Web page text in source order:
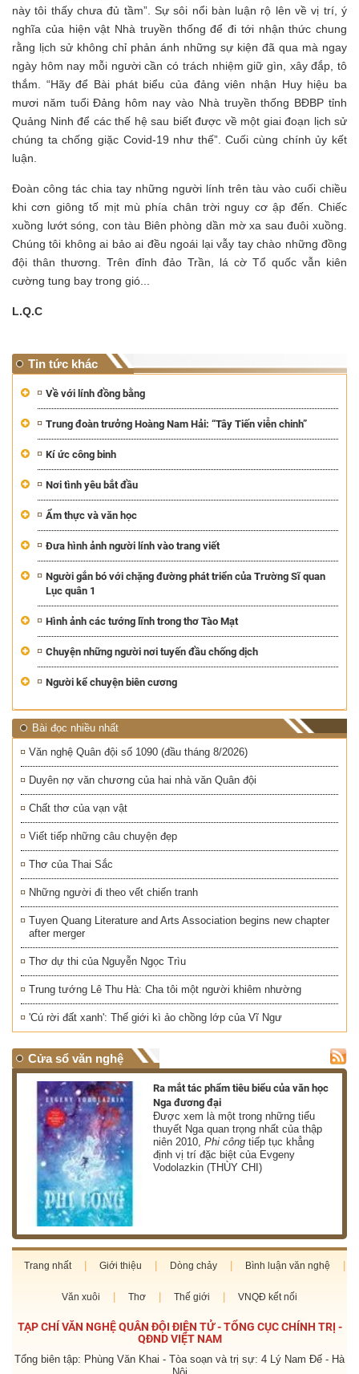
này tôi thấy chưa đủ tầm”. Sự sôi nổi bàn luận rộ lên về vị trí, ý
nghĩa của hiện vật Nhà truyền thống để đi tới nhận thức chung
rằng lịch sử không chỉ phản ánh những sự kiện đã qua mà ngay
ngày hôm nay mỗi người cần có trách nhiệm giữ gìn, xây đắp, tô
thắm. “Hãy để Bài phát biểu của đảng viên nhận Huy hiệu ba
mươi năm tuổi Đảng hôm nay vào Nhà truyền thống BĐBP tỉnh
Quảng Ninh để các thế hệ sau biết được về một giai đoạn lịch sử
chúng ta chống giặc Covid-19 như thế”. Cuối cùng chính ủy kết
luận.
Đoàn công tác chia tay những người lính trên tàu vào cuối chiều
khi cơn giông tố mịt mù phía chân trời nguy cơ ập đến. Chiếc
xuồng lướt sóng, con tàu Biên phòng dần mờ xa sau đuôi xuồng.
Chúng tôi không ai bảo ai đều ngoái lại vẫy tay chào những đồng
đội thân thương. Trên đỉnh đảo Trần, lá cờ Tổ quốc vẫn kiên
cường tung bay trong gió...
L.Q.C
Tin tức khác
Về với lính đồng bằng
Trung đoàn trưởng Hoàng Nam Hải: “Tây Tiến viễn chinh”
Kí ức công binh
Nơi tình yêu bắt đầu
Ẩm thực và văn học
Đưa hình ảnh người lính vào trang viết
Người gắn bó với chặng đường phát triển của Trường Sĩ quan
Lục quân 1
Hình ảnh các tướng lĩnh trong thơ Tào Mạt
Chuyện những người nơi tuyến đầu chống dịch
Người kể chuyện biên cương
Bài đọc nhiều nhất
Văn nghệ Quân đội số 1090 (đầu tháng 8/2026)
Duyên nợ văn chương của hai nhà văn Quân đội
Chất thơ của vạn vật
Viết tiếp những câu chuyện đẹp
Thơ của Thai Sắc
Những người đi theo vết chiến tranh
Tuyen Quang Literature and Arts Association begins new chapter
after merger
Thơ dự thi của Nguyễn Ngọc Trìu
Trung tướng Lê Thu Hà: Cha tôi một người khiêm nhường
'Cú rời đất xanh': Thế giới kì ảo chồng lớp của Vĩ Ngư
Cửa sổ văn nghệ
Ra mắt tác phẩm tiêu biểu của văn học
Nga đương đại
Được xem là một trong những tiểu
thuyết Nga quan trọng nhất của thập
niên 2010,Phi công tiếp tục khẳng
định vị trí đặc biệt của Evgeny
Vodolazkin (THÙY CHI)
Trang nhất Giới thiệu Dòng chảy Bình luận văn nghệ
Văn xuôi Thơ Thế giới VNQĐ kết nối
TẠP CHÍ VĂN NGHỆ QUÂN ĐỘI ĐIỆN TỬ - TỔNG CỤC CHÍNH TRỊ -
QĐND VIỆT NAM
Tổng biên tập: Phùng Văn Khai - Tòa soạn và trị sự: 4 Lý Nam Đế - Hà